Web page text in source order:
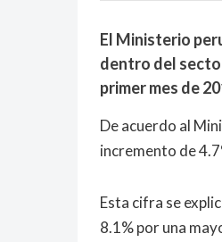
El Ministerio
dentro del
primer mes de
De acuerdo al
incremento de
Esta cifra se
8.1% por una